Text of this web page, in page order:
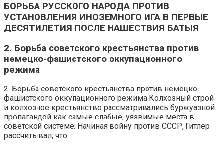
БОРЬБА РУССКОГО НАРОДА ПРОТИВ
УСТАНОВЛЕНИЯ ИНОЗЕМНОГО ИГА В ПЕРВЫЕ
ДЕСЯТИЛЕТИЯ ПОСЛЕ НАШЕСТВИЯ БАТЫЯ
2. Борьба советского крестьянства против
немецко-фашистского оккупационного
режима
2. Борьба советского крестьянства против немецко-
фашистского оккупационного режима Колхозный строй
и колхозное крестьянство рассматривались буржуазной
пропагандой как самые слабые, уязвимые места в
советской системе. Начиная войну против СССР, Гитлер
рассчитывал, что